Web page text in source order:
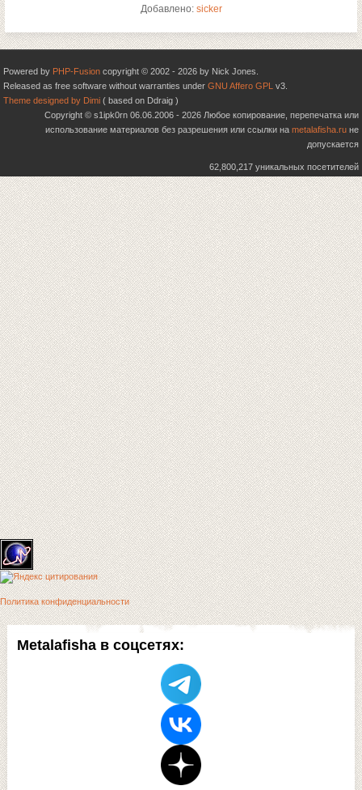
Metalafisha в соцсетях:
Добавлено: sicker
Powered by PHP-Fusion copyright © 2002 - 2026 by Nick Jones.
Released as free software without warranties under GNU Affero GPL v3.
Theme designed by Dimi ( based on Ddraig )
Copyright © s1ipk0rn 06.06.2006 - 2026 Любое копирование, перепечатка или
использование материалов без разрешения или ссылки на metalafisha.ru не
допускается
62,800,217 уникальных посетителей
Политика конфиденциальности